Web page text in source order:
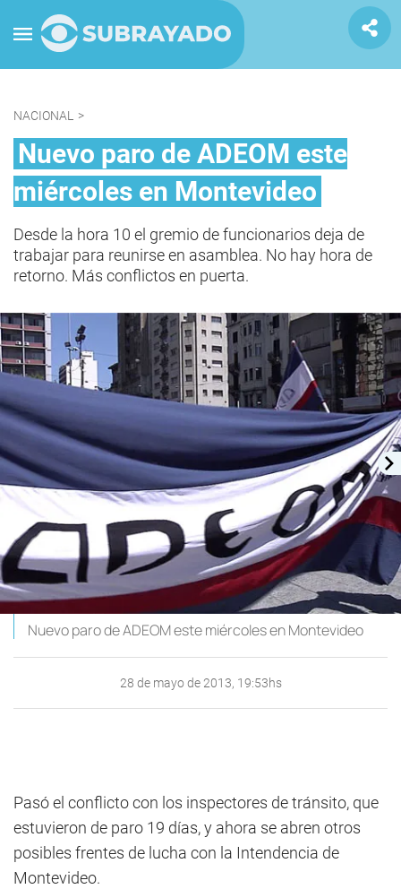
NACIONAL >
Nuevo paro de ADEOM este
miércoles en Montevideo
Desde la hora 10 el gremio de funcionarios deja de
trabajar para reunirse en asamblea. No hay hora de
retorno. Más conflictos en puerta.
Nuevo paro de ADEOM este miércoles en Montevideo
28 de mayo de 2013, 19:53hs
Pasó el conflicto con los inspectores de tránsito, que
estuvieron de paro 19 días, y ahora se abren otros
posibles frentes de lucha con la Intendencia de
Montevideo.